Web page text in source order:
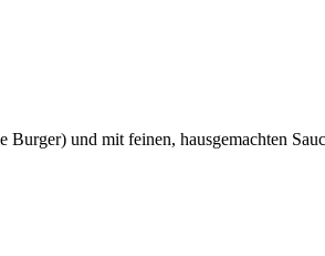
und mit feinen, hausgemachten